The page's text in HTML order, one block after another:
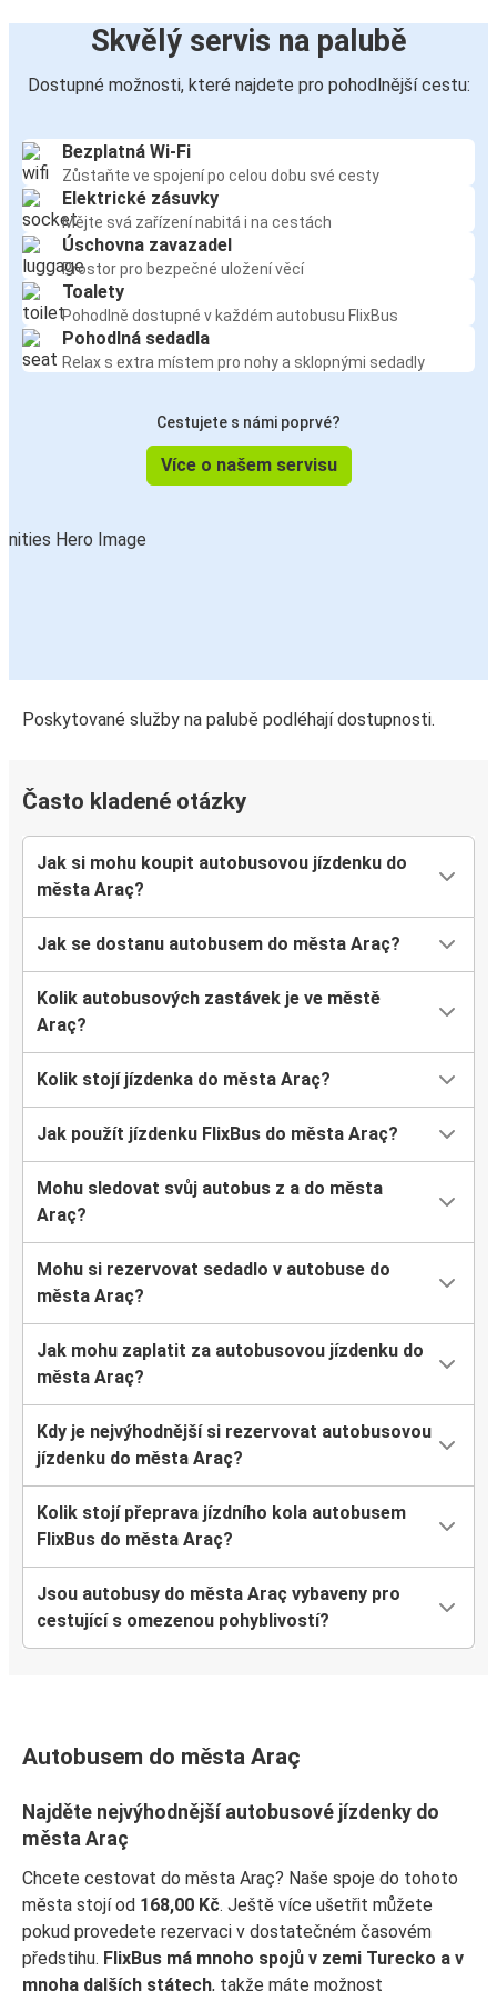
Skvělý servis na palubě
Dostupné možnosti, které najdete pro pohodlnější cestu:
Bezplatná Wi-Fi
Zůstaňte ve spojení po celou dobu své cesty
Elektrické zásuvky
Mějte svá zařízení nabitá i na cestách
Úschovna zavazadel
Prostor pro bezpečné uložení věcí
Toalety
Pohodlně dostupné v každém autobusu FlixBus
Pohodlná sedadla
Relax s extra místem pro nohy a sklopnými sedadly
Cestujete s námi poprvé?
Více o našem servisu
Poskytované služby na palubě podléhají dostupnosti.
Často kladené otázky
Jak si mohu koupit autobusovou jízdenku do
města Araç?
Jak se dostanu autobusem do města Araç?
Kolik autobusových zastávek je ve městě
Araç?
Kolik stojí jízdenka do města Araç?
Jak použít jízdenku FlixBus do města Araç?
Mohu sledovat svůj autobus z a do města
Araç?
Mohu si rezervovat sedadlo v autobuse do
města Araç?
Jak mohu zaplatit za autobusovou jízdenku do
města Araç?
Kdy je nejvýhodnější si rezervovat autobusovou
jízdenku do města Araç?
Kolik stojí přeprava jízdního kola autobusem
FlixBus do města Araç?
Jsou autobusy do města Araç vybaveny pro
cestující s omezenou pohyblivostí?
Autobusem do města Araç
Najděte nejvýhodnější autobusové jízdenky do
města Araç
Chcete cestovat do města Araç? Naše spoje do tohoto
města stojí od 168,00 Kč. Ještě více ušetřit můžete
pokud provedete rezervaci v dostatečném časovém
předstihu. FlixBus má mnoho spojů v zemi Turecko a v
mnoha dalších státech, takže máte možnost